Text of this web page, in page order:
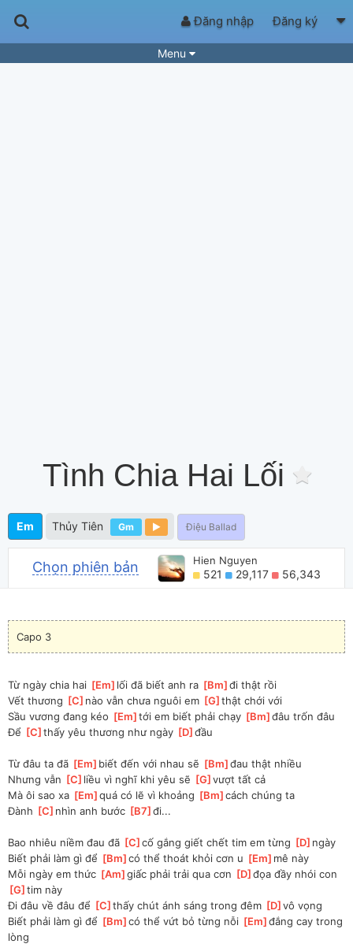
Đăng nhập Đăng ký
Menu
Tình Chia Hai Lối
Em Thủy Tiên Gm Điệu Ballad
Chọn phiên bản Hien Nguyen
521 29,117 56,343
Capo 3
Từ ngày chia hai [Em ]lối đã biết anh ra [Bm ]
đi thật rồi
Vết thương [C ]nào vẫn chưa nguôi em [G ]thật chới với
Sầu vương đang kéo [Em ]tới em biết phải chạy [Bm ]
đâu trốn đâu
Để [C ]thấy yêu thương như ngày [D ]
đầu
Từ đâu ta đã [Em ]biết đến với nhau sẽ [Bm ]
đau thật nhiều
Nhưng vẫn [C ]liều vì nghĩ khi yêu sẽ [G ]
vượt tất cả
Mà ôi sao xa [Em ]
quá có lẽ vì khoảng [Bm ]
cách chúng ta
Đành [C ]nhìn anh bước [B7 ]
đi...
Bao nhiêu niềm đau đã [C ]
cố gắng giết chết tim em từng [D ]ngày
Biết phải làm gì để [Bm ]
có thể thoát khỏi cơn u [Em ]mê này
Mỗi ngày em thức [Am ]
giấc phải trải qua cơn [D ]
đọa đầy nhói con
G ]tim này
Đi đâu về đâu để [C ]thấy chút ánh sáng trong đêm [D ]
vô vọng
Biết phải làm gì để [Bm ]
có thể vứt bỏ từng nỗi [Em ]
đắng cay trong
lòng